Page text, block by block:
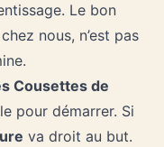
Le bon
nous, n’est pas
Cousettes de
pour démarrer. Si
va droit au but.